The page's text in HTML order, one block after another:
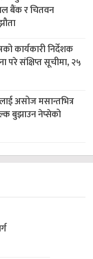
बैंक र चितवन
कार्यकारी निर्देशक
परे संक्षिप्त सूचीमा, २५
असोज मसान्तभित्र
बुझाउन नेप्सेको